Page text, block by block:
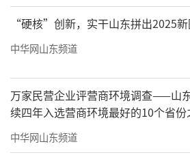
发展高地的系列创新举措。
作展区通过元首引领、机制
成果惠民等动人故事，系统
余年的合作历程，展
慧”到“多边方案”的升级路
家间的海洋合作提供了“中
“硬核”创新，实干山东拼出2025
中华网山东频道
万家民营企业评营商环境调查——山
续四年入选营商环境最好的10个省份
中华网山东频道